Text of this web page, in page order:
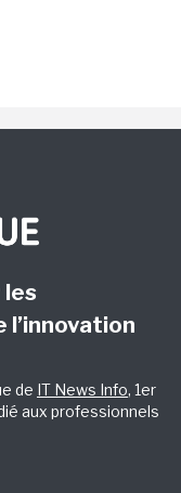
les
l’innovation
de IT News Info, 1er
aux professionnels